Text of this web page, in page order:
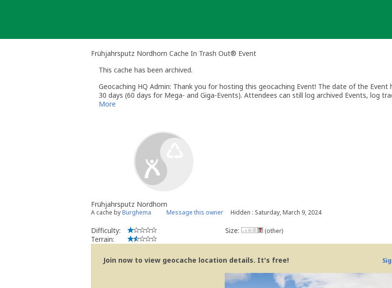
Frühjahrsputz Nordhorn Cache In Trash Out® Event
This cache has been archived.
Geocaching HQ Admin: Thank you for hosting this geocaching Event! The date of the
30 days (60 days for Mega- and Giga-Events). Attendees can still log archived Events, log
More
Frühjahrsputz Nordhorn
A cache byBurghema Message this owner Hidden : Saturday, March 9, 2024
Difficulty:
Terrain:
Size: (other)
Join now to view geocache location details. It's free!